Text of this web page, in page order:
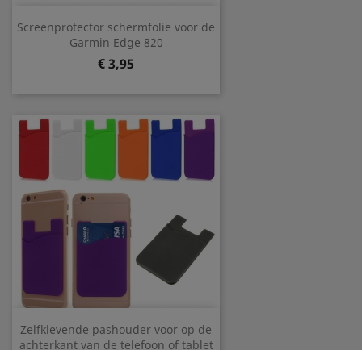
Screenprotector schermfolie voor de
Garmin Edge 820
Prijs
€ 3,95
Zelfklevende pashouder voor op de
achterkant van de telefoon of tablet